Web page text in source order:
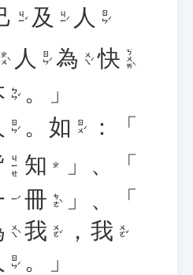
ㄐㄧˇ 及 ㄐㄧˊ 人 ㄖㄣˊ
ㄓㄨˋ 人 ㄖㄣˊ 為 ㄨㄟˊ 快 ㄎㄨㄞˋ
ㄅㄣˇ 。」
ㄖㄣˊ 。 如 ㄖㄨˊ
：「
ㄐㄧㄝ 知 ㄓ
」、「
ㄧˊ 冊 ㄘㄜˋ
」、「
ㄨㄟˋ 我 ㄨㄛˇ ， 我 ㄨㄛˇ
ㄖㄣˊ 。」